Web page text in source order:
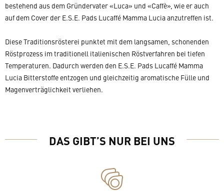
bestehend aus dem Gründervater «Luca» und «Caffè», wie er auch
auf dem Cover der E.S.E. Pads Lucaffé Mamma Lucia anzutreffen ist.
Diese Traditionsrösterei punktet mit dem langsamen, schonenden
Röstprozess im traditionell italienischen Röstverfahren bei tiefen
Temperaturen. Dadurch werden den E.S.E. Pads Lucaffé Mamma
Lucia Bitterstoffe entzogen und gleichzeitig aromatische Fülle und
Magenverträglichkeit verliehen.
DAS GIBT’S NUR BEI UNS